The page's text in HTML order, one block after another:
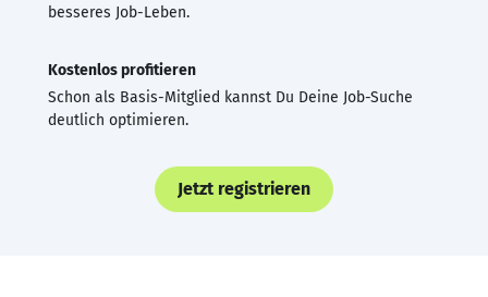
besseres Job-Leben.
Kostenlos profitieren
Schon als Basis-Mitglied kannst Du Deine Job-Suche
deutlich optimieren.
Jetzt registrieren